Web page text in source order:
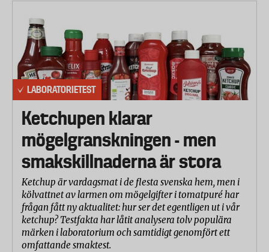
LABORATORIETEST
Ketchupen klarar
mögelgranskningen - men
smakskillnaderna är stora
Ketchup är vardagsmat i de flesta svenska hem, men i
kölvattnet av larmen om mögelgifter i tomatpuré har
frågan fått ny aktualitet: hur ser det egentligen ut i vår
ketchup? Testfakta har låtit analysera tolv populära
märken i laboratorium och samtidigt genomfört ett
omfattande smaktest.